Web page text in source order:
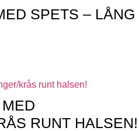
SPETS – LÅNG
RUNT HALSEN!